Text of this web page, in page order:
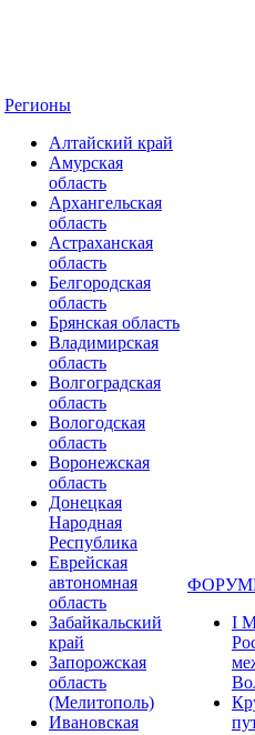
Регионы
Алтайский край
Амурская
область
Архангельская
область
Астраханская
область
Белгородская
область
Брянская область
Владимирская
область
Волгоградская
область
Вологодская
область
Воронежская
область
Донецкая
Народная
Республика
Еврейская
автономная
область
Забайкальский
край
Запорожская
область
(Мелитополь)
Ивановская
I